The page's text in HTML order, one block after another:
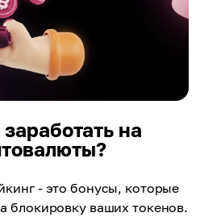
на
- это бонусы, которые
блокировку ваших токенов.